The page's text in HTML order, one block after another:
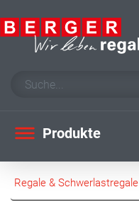
Produkte
Regale & Schwerlastregale